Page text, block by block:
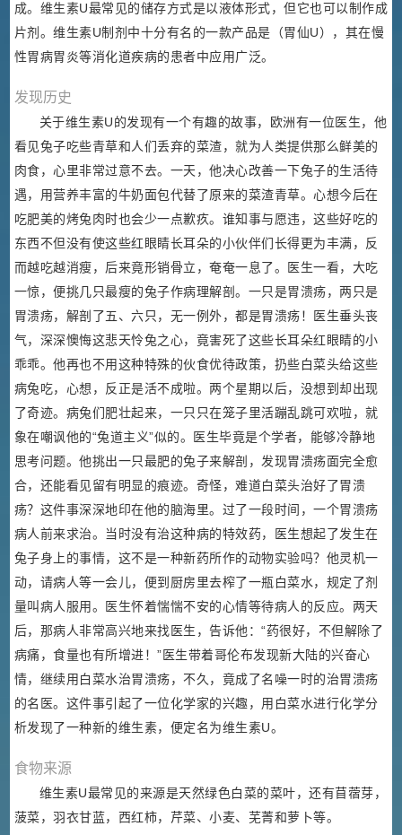
成。维生素U最常见的储存方式是以液体形式，但它也可以制作成
片剂。维生素U制剂中十分有名的一款产品是（胃仙U），其在慢
性胃病胃炎等消化道疾病的患者中应用广泛。
发现历史
关于维生素U的发现有一个有趣的故事，欧洲有一位医生，他
看见兔子吃些青草和人们丢弃的菜渣，就为人类提供那么鲜美的
肉食，心里非常过意不去。一天，他决心改善一下兔子的生活待
遇，用营养丰富的牛奶面包代替了原来的菜渣青草。心想今后在
吃肥美的烤兔肉时也会少一点歉疚。谁知事与愿违，这些好吃的
东西不但没有使这些红眼睛长耳朵的小伙伴们长得更为丰满，反
而越吃越消瘦，后来竟形销骨立，奄奄一息了。医生一看，大吃
一惊，便挑几只最瘦的兔子作病理解剖。一只是胃溃疡，两只是
胃溃疡，解剖了五、六只，无一例外，都是胃溃疡！医生垂头丧
气，深深懊悔这悲天怜兔之心，竟害死了这些长耳朵红眼睛的小
乖乖。他再也不用这种特殊的伙食优待政策，扔些白菜头给这些
病兔吃，心想，反正是活不成啦。两个星期以后，没想到却出现
了奇迹。病兔们肥壮起来，一只只在笼子里活蹦乱跳可欢啦，就
象在嘲讽他的“兔道主义”似的。医生毕竟是个学者，能够冷静地
思考问题。他挑出一只最肥的兔子来解剖，发现胃溃疡面完全愈
合，还能看见留有明显的痕迹。奇怪，难道白菜头治好了胃溃
疡？这件事深深地印在他的脑海里。过了一段时间，一个胃溃疡
病人前来求治。当时没有治这种病的特效药，医生想起了发生在
兔子身上的事情，这不是一种新药所作的动物实验吗？他灵机一
动，请病人等一会儿，便到厨房里去榨了一瓶白菜水，规定了剂
量叫病人服用。医生怀着惴惴不安的心情等待病人的反应。两天
后，那病人非常高兴地来找医生，告诉他：“药很好，不但解除了
病痛，食量也有所增进！”医生带着哥伦布发现新大陆的兴奋心
情，继续用白菜水治胃溃疡，不久，竟成了名噪一时的治胃溃疡
的名医。这件事引起了一位化学家的兴趣，用白菜水进行化学分
析发现了一种新的维生素，便定名为维生素U。
食物来源
维生素U最常见的来源是天然绿色白菜的菜叶，还有苜蓿芽，
菠菜，羽衣甘蓝，西红柿，芹菜、小麦、芜菁和萝卜等。